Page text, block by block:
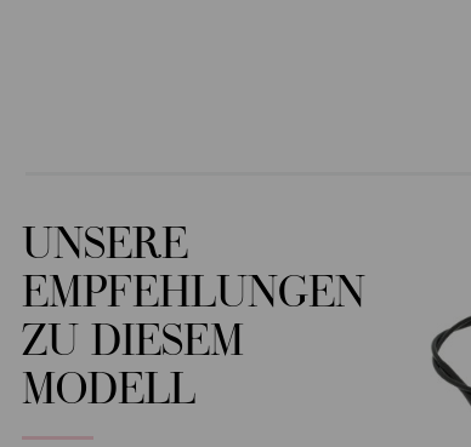
UNSERE
EMPFEHLUNGEN
ZU DIESEM
MODELL